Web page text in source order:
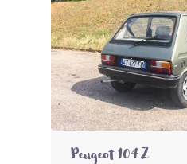
Peugeot 104 Z